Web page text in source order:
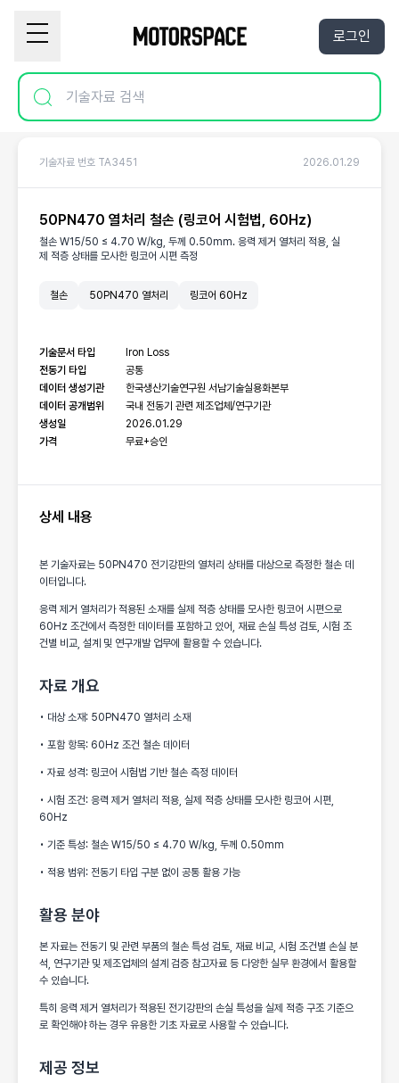
로그인
기술자료 번호 TA3451 2026.01.29
50PN470 열처리 철손 (링코어 시험법, 60Hz)
철손 W15/50 ≤ 4.70 W/kg, 두께 0.50mm. 응력 제거 열처리 적용, 실
제 적층 상태를 모사한 링코어 시편 측정
철손 50PN470 열처리 링코어 60Hz
기술문서 타입
Iron Loss
전동기 타입
공통
데이터 생성기관
한국생산기술연구원 서남기술실용화본부
데이터 공개범위
국내 전동기 관련 제조업체/연구기관
생성일
2026.01.29
가격
무료+승인
상세 내용
본 기술자료는 50PN470 전기강판의 열처리 상태를 대상으로 측정한 철손 데
이터입니다.
응력 제거 열처리가 적용된 소재를 실제 적층 상태를 모사한 링코어 시편으로
60Hz 조건에서 측정한 데이터를 포함하고 있어, 재료 손실 특성 검토, 시험 조
건별 비교, 설계 및 연구개발 업무에 활용할 수 있습니다.
자료 개요
• 대상 소재: 50PN470 열처리 소재
• 포함 항목: 60Hz 조건 철손 데이터
• 자료 성격: 링코어 시험법 기반 철손 측정 데이터
• 시험 조건: 응력 제거 열처리 적용, 실제 적층 상태를 모사한 링코어 시편,
60Hz
• 기준 특성: 철손 W15/50 ≤ 4.70 W/kg, 두께 0.50mm
• 적용 범위: 전동기 타입 구분 없이 공통 활용 가능
활용 분야
본 자료는 전동기 및 관련 부품의 철손 특성 검토, 재료 비교, 시험 조건별 손실 분
석, 연구기관 및 제조업체의 설계 검증 참고자료 등 다양한 실무 환경에서 활용할
수 있습니다.
특히 응력 제거 열처리가 적용된 전기강판의 손실 특성을 실제 적층 구조 기준으
로 확인해야 하는 경우 유용한 기초 자료로 사용할 수 있습니다.
제공 정보